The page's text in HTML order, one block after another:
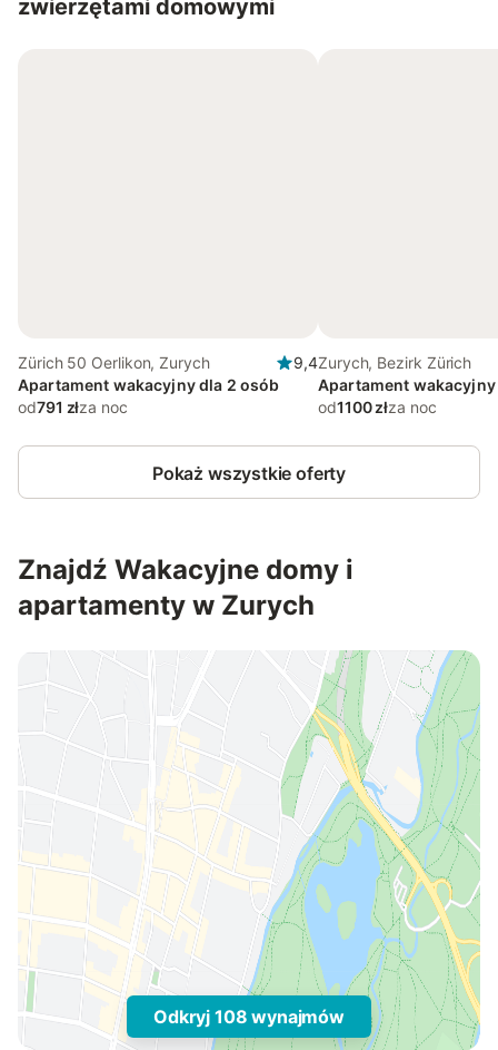
zwierzętami domowymi
Zürich 50 Oerlikon, Zurych
9,4
Apartament wakacyjny dla 2 osób
od791 złza noc
Zurych, Bezirk Zürich
Apartament
od1100 złza noc
Pokaż wszystkie oferty
Znajdź Wakacyjne domy i
apartamenty w Zurych
Odkryj 108 wynajmów